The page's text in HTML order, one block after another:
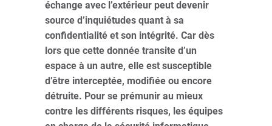
échange avec l’extérieur peut devenir
source d’inquiétudes quant à sa
confidentialité et son intégrité. Car dès
lors que cette donnée transite d’un
espace à un autre, elle est susceptible
d’être interceptée, modifiée ou encore
détruite. Pour se prémunir au mieux
contre les différents risques, les équipes